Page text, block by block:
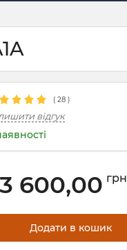
( 28 )
відгук
600,00 грн
Додати в кошик